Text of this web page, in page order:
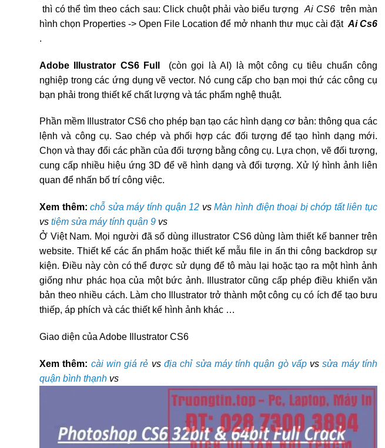
thì có thể tìm theo cách sau: Click chuột phải vào biểu tượng Ai CS6 trên màn
hình chọn Properties -> Open File Location để mở nhanh thư mục cài đặt Ai Cs6
.
Adobe Illustrator CS6 Full
(còn gọi là AI) là một công cụ tiêu chuẩn công
nghiệp trong các ứng dụng vẽ vector. Nó cung cấp cho bạn mọi thứ các công cụ
bạn phải trong thiết kế chất lượng và tác phẩm nghệ thuật.
Phần mềm Illustrator CS6 cho phép bạn tạo các hình dạng cơ bản: thông qua các
lệnh và công cụ. Sao chép và phối hợp các đối tượng để tạo hình dạng mới.
Chọn và thay đổi các phần của đối tượng bằng công cụ. Lựa chọn, vẽ đối tượng,
cung cấp nhiều hiệu ứng 3D để vẽ hình dạng và đối tượng. Xử lý hình ảnh liên
quan để nhấn bố trí công việc.
Xem thêm: chỗ sửa máy tính quận 12 vsMàn hình điện thoại bị chớp tất liên tục
vs tiệm sửa máy tính quận 9 vs
Ở Việt Nam. Mọi người đã số dùng illustrator CS6 dùng làm thiết kế banner trên
website. Thiết kế các ẩn phẩm hoặc thiết kế mẫu file in ấn thi công backdrop sự
kiện. Điều này còn có thể được sử dụng để tô màu lại hoặc tạo ra một hình ảnh
giống như phác họa của một bức ảnh. Illustrator cũng cấp phép điều khiển văn
bản theo nhiều cách. Làm cho Illustrator trở thành một công cụ có ích để tạo bưu
thiếp, áp phích và các thiết kế hình ảnh khác …
Giao diện của Adobe Illustrator CS6
Xem thêm: cài win giá rẻ vs địa chỉ sửa máy tính quận gò vấpvssửa máy tính
quận bình thạnh vs